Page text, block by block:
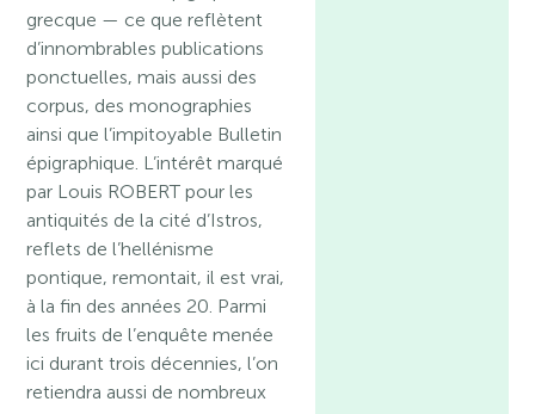
grecque — ce que reflètent
d’innombrables publications
ponctuelles, mais aussi des
corpus, des monographies
ainsi que l’impitoyable Bulletin
épigraphique. L’intérêt marqué
par Louis ROBERT pour les
antiquités de la cité d’Istros,
reflets de l’hellénisme
pontique, remontait, il est vrai,
à la fin des années 20. Parmi
les fruits de l’enquête menée
ici durant trois décennies, l’on
retiendra aussi de nombreux